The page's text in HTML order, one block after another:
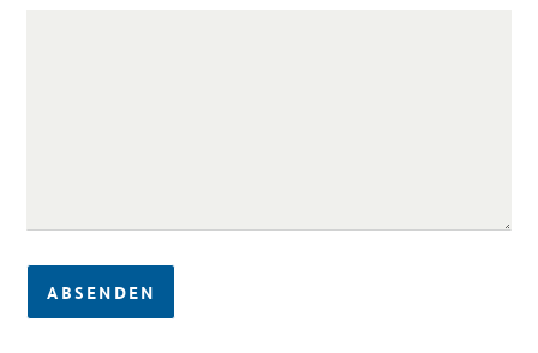
ABSENDEN